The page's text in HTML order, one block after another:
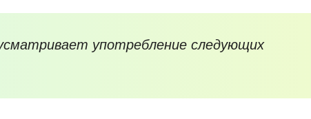
употребление следующих